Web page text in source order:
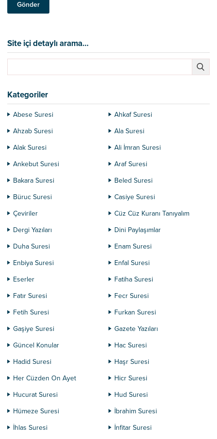
Site içi detaylı arama…
Kategoriler
Abese Suresi
Ahkaf Suresi
Ahzab Suresi
Ala Suresi
Alak Suresi
Ali İmran Suresi
Ankebut Suresi
Araf Suresi
Bakara Suresi
Beled Suresi
Büruc Suresi
Casiye Suresi
Çeviriler
Cüz Cüz Kuranı Tanıyalım
Dergi Yazıları
Dini Paylaşımlar
Duha Suresi
Enam Suresi
Enbiya Suresi
Enfal Suresi
Eserler
Fatiha Suresi
Fatır Suresi
Fecr Suresi
Fetih Suresi
Furkan Suresi
Gaşiye Suresi
Gazete Yazıları
Güncel Konular
Hac Suresi
Hadid Suresi
Haşr Suresi
Her Cüzden On Ayet
Hicr Suresi
Hucurat Suresi
Hud Suresi
Hümeze Suresi
İbrahim Suresi
İhlas Suresi
İnfitar Suresi